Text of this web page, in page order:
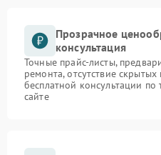
Прозрачное
консультация
Точные прайс-листы,
ремонта, отсутствие
бесплатной консультации
сайте